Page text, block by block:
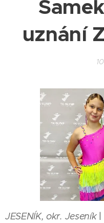
uznání
JESENÍK, okr. Jeseník